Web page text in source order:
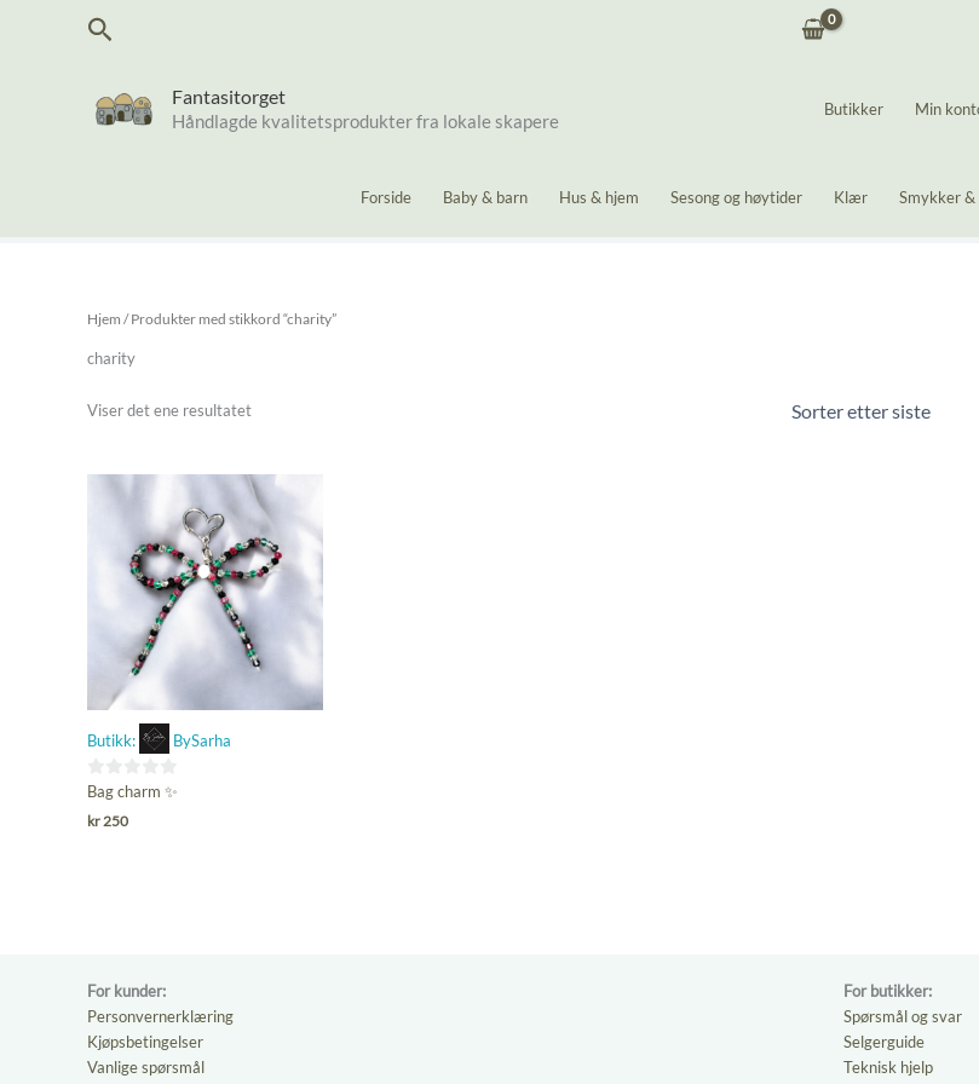
Søk
Fantasitorget
Håndlagde kvalitetsprodukter fra lokale skapere
Butikker Min
Forside Baby & barn Hus & hjem Sesong og høytider Klær Smykker &
Hjem / Produkter med stikkord “charity”
charity
Viser det ene resultatet
Butikk: BySarha
0
ut
Bag charm ✨
kr 250
For kunder:
Personvernerklæring
Kjøpsbetingelser
Vanlige spørsmål
For butikker:
Spørsmål og svar
Selgerguide
Teknisk hjelp